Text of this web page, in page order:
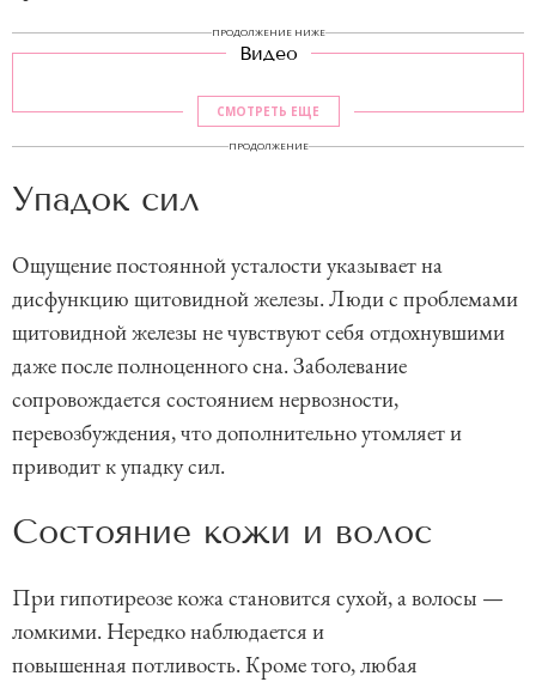
ПРОДОЛЖЕНИЕ НИЖЕ
Видео
СМОТРЕТЬ ЕЩЕ
ПРОДОЛЖЕНИЕ
Упадок сил
Ощущение постоянной усталости указывает на
дисфункцию щитовидной железы. Люди с проблемами
щитовидной железы не чувствуют себя отдохнувшими
даже после полноценного сна. Заболевание
сопровождается состоянием нервозности,
перевозбуждения, что дополнительно утомляет и
приводит к упадку сил.
Состояние кожи и волос
При гипотиреозе кожа становится сухой, а волосы —
ломкими. Нередко наблюдается и
повышенная потливость. Кроме того, любая